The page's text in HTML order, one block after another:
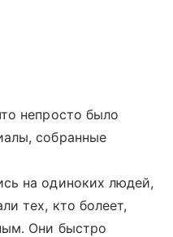
непросто было
собранные
на одиноких людей,
тех, кто болеет,
Они быстро